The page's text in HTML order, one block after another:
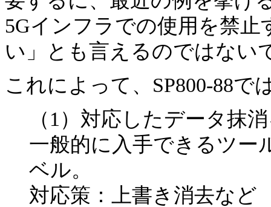
5Gインフラでの使用を禁
い」とも言えるのではない
これによって、SP800-88で
（1）対応したデータ抹
一般的に入手できるツー
ベル。
対応策：上書き消去など